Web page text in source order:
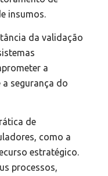
insumos.
da validação
a
segurança do
de
como a
estratégico.
processos,